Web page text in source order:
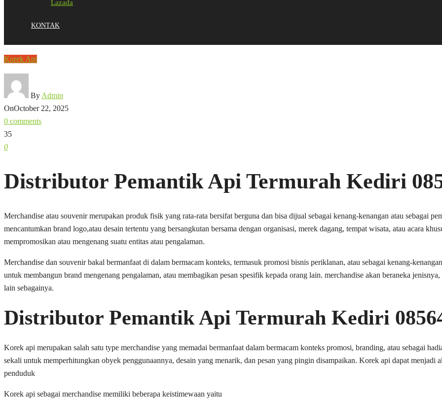
Lazada
KONTAK
Korek Api
By Admin
OnOctober 22, 2025
0 comments
35
0
Distributor Pemantik Api Termurah Kediri
Merchandise atau souvenir merupakan produk fisik yang rata-rata bersifat berguna dan bisa dijual sebagai kenang-kenangan atau sebagai
mencantumkan brand logo,atau desain tertentu yang bersangkutan bersama dengan organisasi, merek dagang, tempat wisata, atau acara
mempromosikan atau mengenang suatu entitas atau pengalaman.
Merchandise dan souvenir bakal bermanfaat di dalam bermacam konteks, termasuk promosi bisnis periklanan, atau sebagai kenang-
untuk membangun brand mengenang pengalaman, atau membagikan pesan spesifik kepada orang lain. merchandise akan beraneka
lain sebagainya.
Distributor Pemantik Api Termurah Kediri
Korek api merupakan salah satu type merchandise yang memadai bermanfaat dalam bermacam konteks promosi, branding, atau sebagai
sekali untuk memperhitungkan obyek penggunaannya, desain yang menarik, dan pesan yang pingin disampaikan. Korek api dapat menjadi
penduduk
Korek api sebagai merchandise memiliki beberapa keistimewaan yaitu